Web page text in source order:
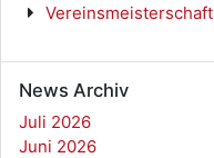
Vereinsmeisterschaft
News Archiv
Juli 2026
Juni 2026